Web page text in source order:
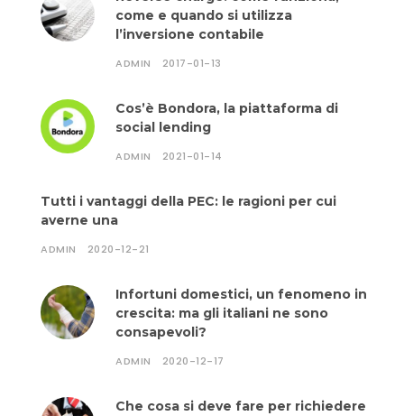
come e quando si utilizza
l’inversione contabile
ADMIN 2017-01-13
Cos’è Bondora, la piattaforma di
social lending
ADMIN 2021-01-14
Tutti i vantaggi della PEC: le ragioni per cui
averne una
ADMIN 2020-12-21
Infortuni domestici, un fenomeno in
crescita: ma gli italiani ne sono
consapevoli?
ADMIN 2020-12-17
Che cosa si deve fare per richiedere